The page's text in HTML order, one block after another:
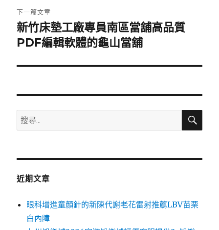
章:
下一篇文章
下
一
文
新竹床墊工廠專員南區當舖高品質
PDF編輯軟體的龜山當舖
搜
尋
鍵
搜
近期文章
眼科增進童顏針的新陳代謝老花雷射推薦LBV苗栗
白內障